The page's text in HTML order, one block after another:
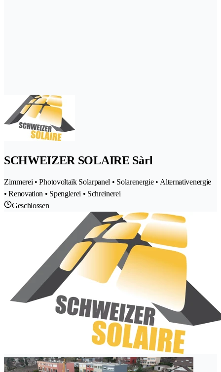
SCHWEIZER SOLAIRE Sàrl
Zimmerei • Photovoltaik Solarpanel • Solarenergie • Alternativenergie
• Renovation • Spenglerei • Schreinerei
Geschlossen